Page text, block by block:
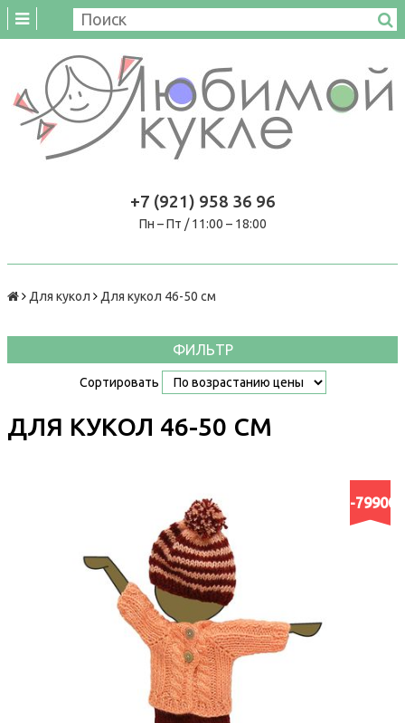
+7 (921) 958 36 96
Пн – Пт / 11:00 – 18:00
Для кукол Для кукол 46-50 см
ФИЛЬТР
Сортировать
ДЛЯ КУКОЛ 46-50 СМ
-